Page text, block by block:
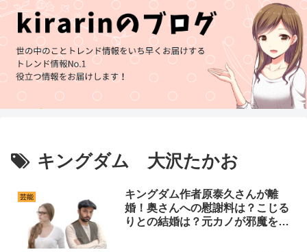
キングダム 大沢たかお
芸能
キングダム作者原泰久さんが離
婚！奥さんへの慰謝料は？こじる
りとの結婚は？元カノが邪魔をす